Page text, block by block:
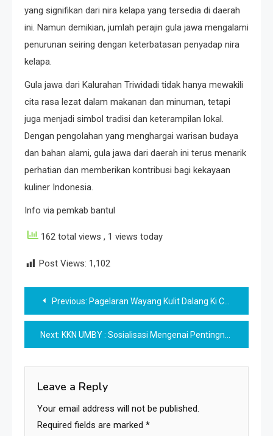
yang signifikan dari nira kelapa yang tersedia di daerah
ini. Namun demikian, jumlah perajin gula jawa mengalami
penurunan seiring dengan keterbatasan penyadap nira
kelapa.
Gula jawa dari Kalurahan Triwidadi tidak hanya mewakili
cita rasa lezat dalam makanan dan minuman, tetapi
juga menjadi simbol tradisi dan keterampilan lokal.
Dengan pengolahan yang menghargai warisan budaya
dan bahan alami, gula jawa dari daerah ini terus menarik
perhatian dan memberikan kontribusi bagi kekayaan
kuliner Indonesia.
Info via pemkab bantul
162 total views , 1 views today
Post Views: 1,102
Post
navigation
Previous: Pagelaran Wayang Kulit Dalang Ki Catur Kuncoro di Universitas Mercu Buana Yogyakarta
Next: KKN UMBY : Sosialisasi Mengenai Pentingnya Kebersihan Kandang dan Praktek Pembuatan Pakan Silase di Dusun Grantingan
Leave a Reply
Your email address will not be published.
Required fields are marked *